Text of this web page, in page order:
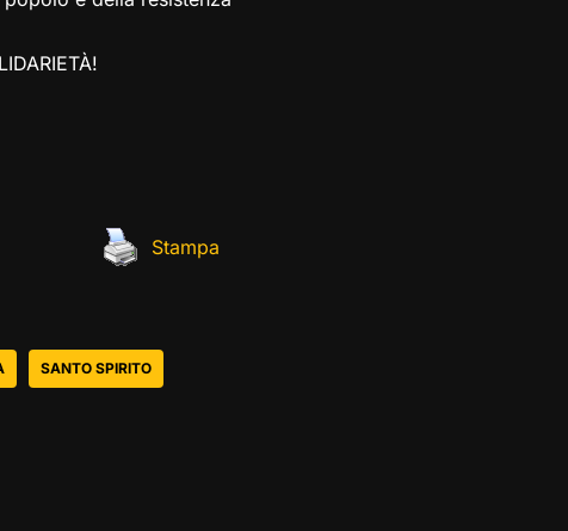
Stampa
SANTO SPIRITO